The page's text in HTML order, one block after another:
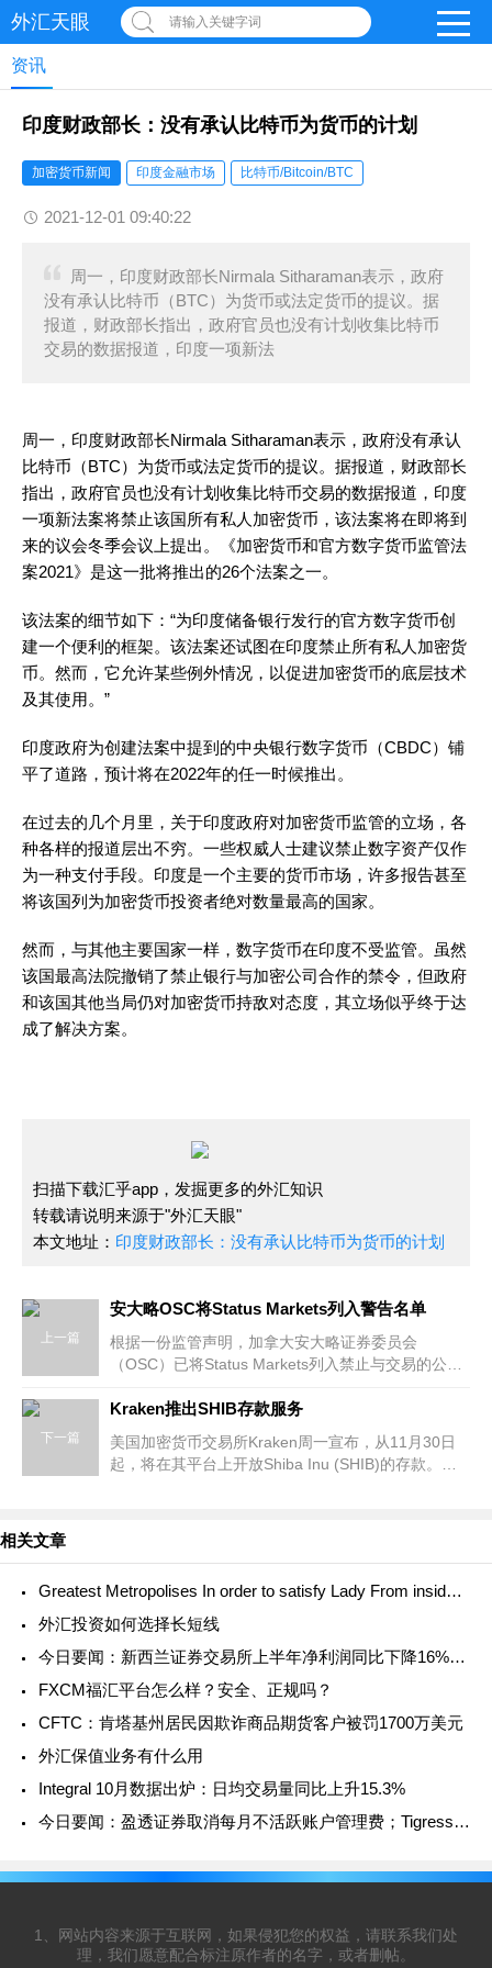
外汇天眼 请输入关键字词
资讯
印度财政部长：没有承认比特币为货币的计划
加密货币新闻 印度金融市场 比特币/Bitcoin/BTC
2021-12-01 09:40:22
周一，印度财政部长Nirmala Sitharaman表示，政府
没有承认比特币（BTC）为货币或法定货币的提议。据
报道，财政部长指出，政府官员也没有计划收集比特币
交易的数据报道，印度一项新法
周一，印度财政部长Nirmala Sitharaman表示，政府没有承认
比特币（BTC）为货币或法定货币的提议。据报道，财政部长
指出，政府官员也没有计划收集比特币交易的数据报道，印度
一项新法案将禁止该国所有私人加密货币，该法案将在即将到
来的议会冬季会议上提出。《加密货币和官方数字货币监管法
案2021》是这一批将推出的26个法案之一。
该法案的细节如下：“为印度储备银行发行的官方数字货币创
建一个便利的框架。该法案还试图在印度禁止所有私人加密货
币。然而，它允许某些例外情况，以促进加密货币的底层技术
及其使用。”
印度政府为创建法案中提到的中央银行数字货币（CBDC）铺
平了道路，预计将在2022年的任一时候推出。
在过去的几个月里，关于印度政府对加密货币监管的立场，各
种各样的报道层出不穷。一些权威人士建议禁止数字资产仅作
为一种支付手段。印度是一个主要的货币市场，许多报告甚至
将该国列为加密货币投资者绝对数量最高的国家。
然而，与其他主要国家一样，数字货币在印度不受监管。虽然
该国最高法院撤销了禁止银行与加密公司合作的禁令，但政府
和该国其他当局仍对加密货币持敌对态度，其立场似乎终于达
成了解决方案。
扫描下载汇乎app，发掘更多的外汇知识
转载请说明来源于"外汇天眼"
本文地址： 印度财政部长：没有承认比特币为货币的计划
上一篇
安大略OSC将Status Markets列入警告名单
根据一份监管声明，加拿大安大略证券委员会
（OSC）已将Status Markets列入禁止与交易的公司
该公司代表通过电话联系安大
下一篇
Kraken推出SHIB存款服务
美国加密货币交易所Kraken周一宣布，从11月30日
起，将在其平台上开放Shiba Inu (SHIB)的存款。此
相关文章
Greatest Metropolises In order to satisfy Lady From inside the Yokohama & Relationship Guide
外汇投资如何选择长短线
今日要闻：新西兰证券交易所上半年净利润同比下降16%；eToro与英国阿斯顿维拉足球俱乐部签署赞助协议；FCA对ICM Capetal、www.longleafmanagement.co.uk和Int
FXCM福汇平台怎么样？安全、正规吗？
CFTC：肯塔基州居民因欺诈商品期货客户被罚1700万美元
外汇保值业务有什么用
Integral 10月数据出炉：日均交易量同比上升15.3%
今日要闻：盈透证券取消每月不活跃账户管理费；Tigress Financial Partners成为纽交所会员，StoneX表示祝贺；扩大加密产品范围！Swissquote新增Polkadot供客户交
1、网站内容来源于互联网，如果侵犯您的权益，请联系我们处
理，我们愿意配合标注原作者的名字，或者删帖。